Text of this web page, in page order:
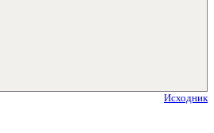
Исходник